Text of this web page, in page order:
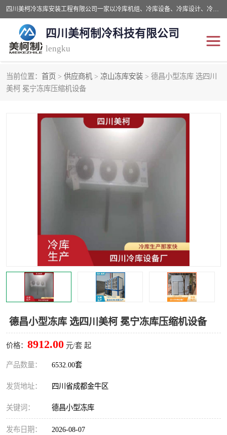
四川美柯冷冻库安装工程有限公司一家以冷库机组、冷库设备、冷库设计、冷冻库设备销售、冷库安装、冻库安装价格及技术服务为一体的综合企业，咨询热线：同等设备材料优惠10% 。公司各种类型安装组合式冷库、冷冻库、冷藏库、气调保鲜库、并提供成套设备供应、安装与调试、维护与维修、技术咨询、操作维修人员技术培训等
四川美柯制冷科技有限公司
lengku
当前位置： 首页 > 供应商机 > 凉山冻库安装 > 德昌小型冻库 选四川
美柯 冕宁冻库压缩机设备
德昌小型冻库 选四川美柯 冕宁冻库压缩机设备
价格： 8912.00 元/套 起
产品数量： 6532.00套
发货地址： 四川省成都金牛区
关键词： 德昌小型冻库
发布日期： 2026-08-07
冷库安装，冷库价格
成都冻库，成都冻库价格 绵阳冻库,绵阳保鲜冷库
价
南充冻库设计,南充冻库安 遂宁冻库
资阳冻库，资阳冻库安装 泸州冻库，泸州冷库
雅安冷库,雅安冻库
烘干冷链 冻库安装，小型冻库造价
内江冷库，内江冻库 宜宾冷库，宜宾冻库设备